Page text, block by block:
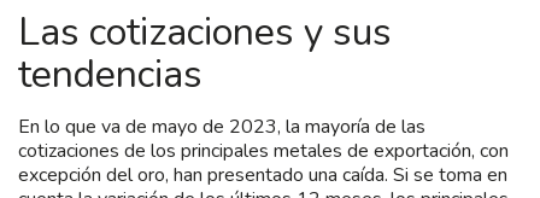
Las cotizaciones y sus
tendencias
En lo que va de mayo de 2023, la mayoría de las
cotizaciones de los principales metales de exportación, con
excepción del oro, han presentado una caída. Si se toma en